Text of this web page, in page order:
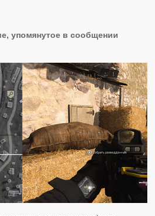
упомянутое в сообщении